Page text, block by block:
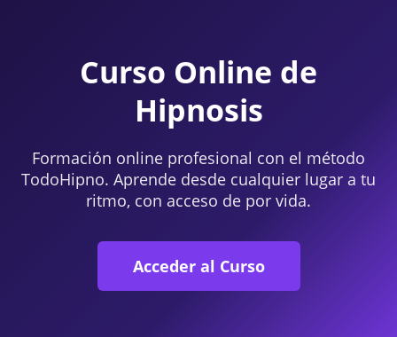
Curso Online de
Hipnosis
Formación online profesional con el método
TodoHipno. Aprende desde cualquier lugar a tu
ritmo, con acceso de por vida.
Acceder al Curso